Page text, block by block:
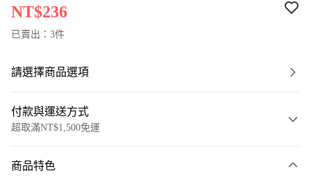
NT$236
已賣出：3件
請選擇商品選項
付款與運送方式
超取滿NT$1,500免運
信用卡一次付款
商品特色